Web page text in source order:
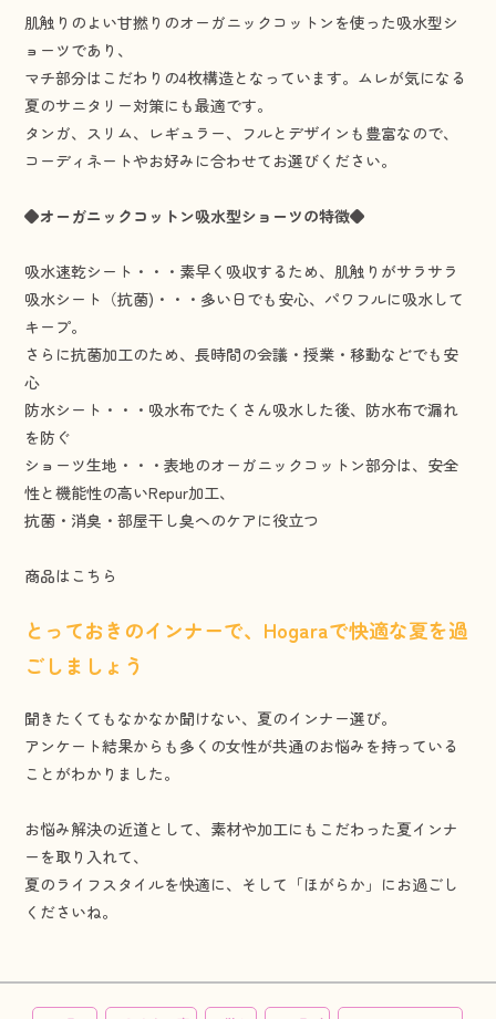
肌触りのよい甘撚りのオーガニックコットンを使った吸水型シ
ョーツであり、
マチ部分はこだわりの4枚構造となっています。ムレが気になる
夏のサニタリー対策にも最適です。
タンガ、スリム、レギュラー、フルとデザインも豊富なので、
コーディネートやお好みに合わせてお選びください。
◆オーガニックコットン吸水型ショーツの特徴◆
吸水速乾シート・・・素早く吸収するため、肌触りがサラサラ
吸水シート（抗菌)・・・多い日でも安心、パワフルに吸水して
キープ。
さらに抗菌加工のため、長時間の会議・授業・移動などでも安
心
防水シート・・・吸水布でたくさん吸水した後、防水布で漏れ
を防ぐ
ショーツ生地・・・表地のオーガニックコットン部分は、安全
性と機能性の高いRepur加工、
抗菌・消臭・部屋干し臭へのケアに役立つ
商品は こちら
とっておきのインナーで、Hogaraで快適な夏を過
ごしましょう
聞きたくてもなかなか聞けない、夏のインナー選び。
アンケート結果からも多くの女性が共通のお悩みを持っている
ことがわかりました。
お悩み解決の近道として、素材や加工にもこだわった夏インナ
ーを取り入れて、
夏のライフスタイルを快適に、そして「ほがらか」にお過ごし
くださいね。